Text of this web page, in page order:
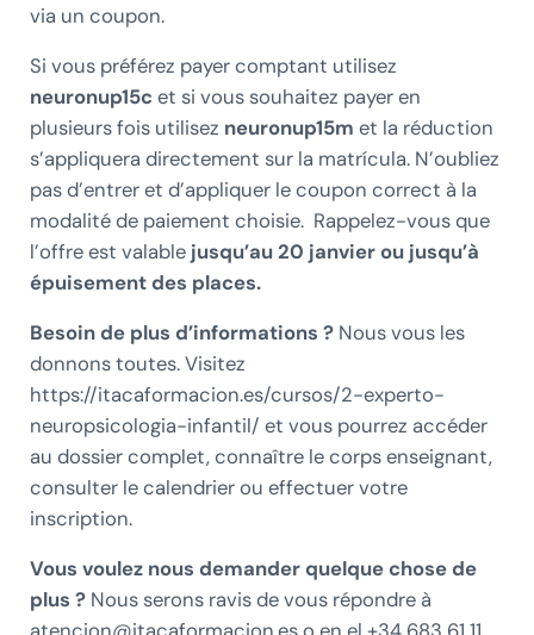
via un coupon.
Si vous préférez payer comptant utilisez
neuronup15c et si vous souhaitez payer en
plusieurs fois utilisez neuronup15m et la réduction
s’appliquera directement sur la matrícula. N’oubliez
pas d’entrer et d’appliquer le coupon correct à la
modalité de paiement choisie. Rappelez-vous que
l’offre est valable jusqu’au 20 janvier ou jusqu’à
épuisement des places.
Besoin de plus d’informations ?Nous vous les
donnons toutes. Visitez
https://itacaformacion.es/cursos/2-experto-
neuropsicologia-infantil/ et vous pourrez accéder
au dossier complet, connaître le corps enseignant,
consulter le calendrier ou effectuer votre
inscription.
Vous voulez nous demander quelque chose de
plus ?Nous serons ravis de vous répondre à